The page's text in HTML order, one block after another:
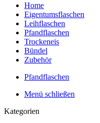
Home
Eigentumsflaschen
Leihflaschen
Pfandflaschen
Trockeneis
Bündel
Zubehör
Pfandflaschen
Menü schließen
Kategorien